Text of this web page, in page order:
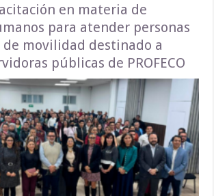
en materia de
para atender personas
movilidad destinado a
públicas de PROFECO